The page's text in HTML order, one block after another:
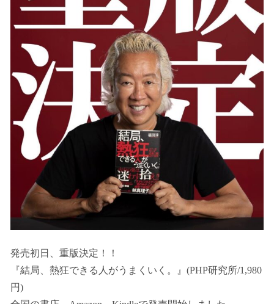
発売初日、重版決定！！
『結局、熱狂できる人がうまくいく。』(PHP研究所/1,980
円)